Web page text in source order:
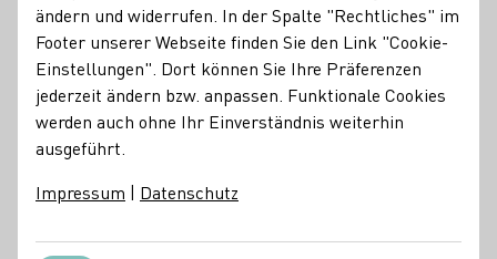
Reimann sind für den Weinbau und den Ausbau der Weine
verantwortlich. Die ersten Jahrgänge wurden
überdurchschnittlich bewertet und finden großen Anklang
im In- und Ausland. Das denkmalgerecht sanierte und
modern durch Architekt Max Dudler erweiterte Anwesen
verfügt über fünf hochwertige Gästezimmer, eine
Profiküche auf höchstem Niveau sowie verschieden
Veranstaltungsräumlichkeiten. Auch Nicht-
zum KAbinettfrühstück anmelden oder WeinBistroAbende
ändern und widerrufen. In der Spalte "Rechtliches" im
Footer unserer Webseite finden Sie den Link "Cookie-
Einstellungen". Dort können Sie Ihre Präferenzen
jederzeit ändern bzw. anpassen. Funktionale Cookies
werden auch ohne Ihr Einverständnis weiterhin
ausgeführt.
Impressum | Datenschutz